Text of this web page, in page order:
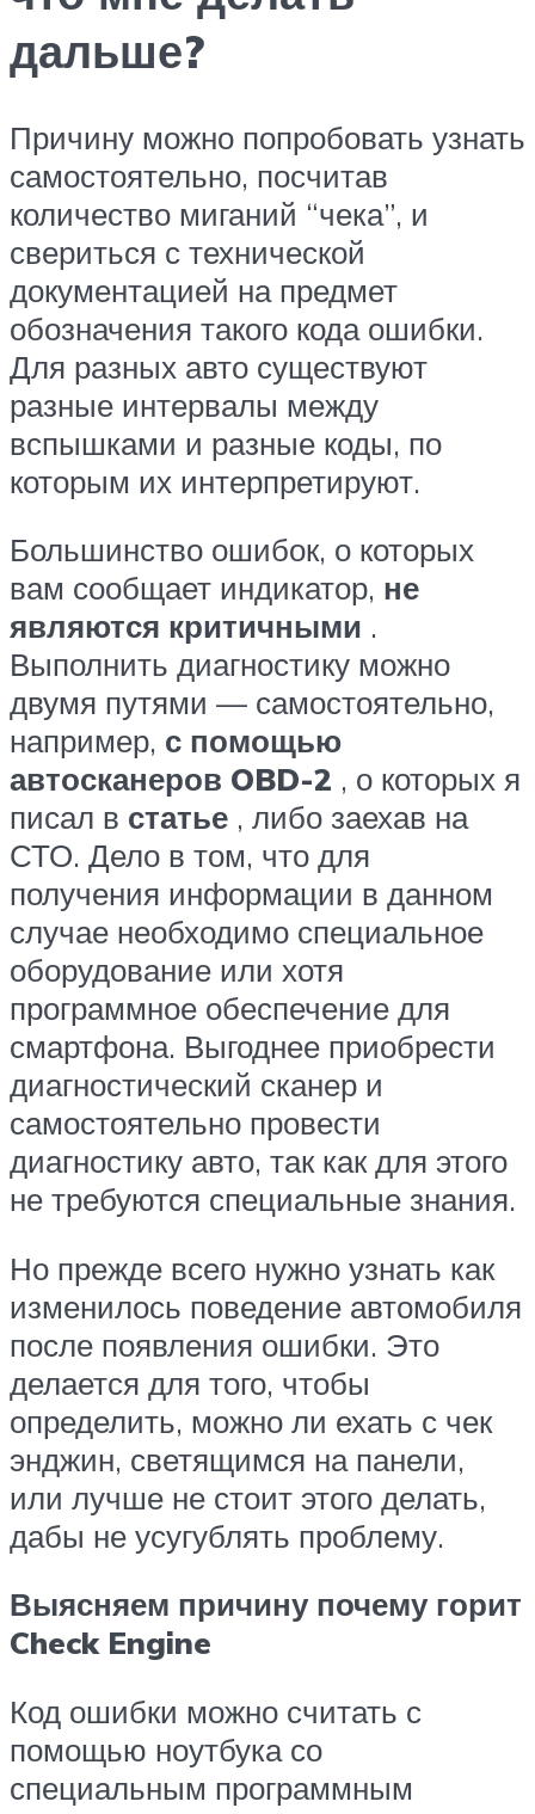
дальше?
Причину можно попробовать узнать
самостоятельно, посчитав
количество миганий “чека”, и
свериться с технической
документацией на предмет
обозначения такого кода ошибки.
Для разных авто существуют
разные интервалы между
вспышками и разные коды, по
которым их интерпретируют.
Большинство ошибок, о которых
вам сообщает индикатор, не
являются критичными .
Выполнить диагностику можно
двумя путями — самостоятельно,
например, с помощью
автосканеров OBD-2 , о которых я
писал в статье , либо заехав на
СТО. Дело в том, что для
получения информации в данном
случае необходимо специальное
оборудование или хотя
программное обеспечение для
смартфона. Выгоднее приобрести
диагностический сканер и
самостоятельно провести
диагностику авто, так как для этого
не требуются специальные знания.
Но прежде всего нужно узнать как
изменилось поведение автомобиля
после появления ошибки. Это
делается для того, чтобы
определить, можно ли ехать с чек
энджин, светящимся на панели,
или лучше не стоит этого делать,
дабы не усугублять проблему.
Выясняем причину почему горит
Check Engine
Код ошибки можно считать с
помощью ноутбука со
специальным программным